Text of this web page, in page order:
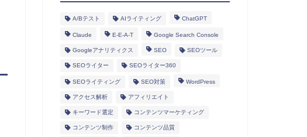
A/Bテスト AIライティング ChatGPT
Claude E-E-A-T Google Search Console
Googleアナリティクス SEO SEOツール
SEOライター SEOライター360
SEOライティング SEO対策 WordPress
アクセス解析 アフィリエイト
キーワード選定 コンテンツマーケティング
コンテンツ制作 コンテンツ品質